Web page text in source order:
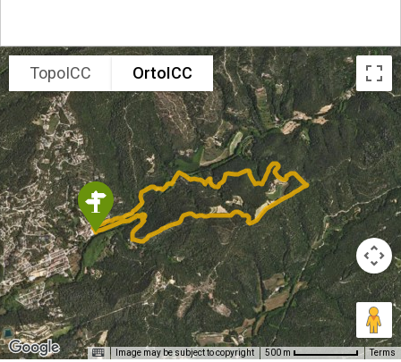
TopoICC OrtoICC
Image may be subject to copyright 500 m Terms